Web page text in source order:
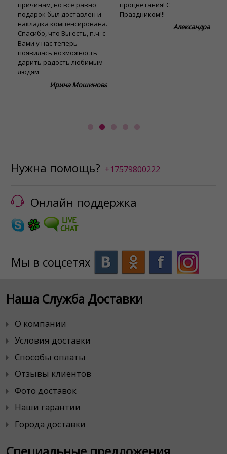
причинам, но все равно
подарок был доставлен и
накладка компенсирована.
Спасибо, что Вы есть, п.ч. с
Вами у нас теперь
появилась возможность
дарить радость любимым
людям
Ирина Мошинова
процветания! С
Праздником!!!
Александра
Нужна помощь? +17579800222
Онлайн поддержка
Мы в соцсетях
Наша Служба Доставки
О компании
Условия доставки
Способы оплаты
Отзывы клиентов
Фото доставок
Наши гарантии
Города доставки